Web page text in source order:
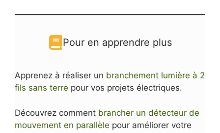
Pour en apprendre plus
Apprenez à réaliser un branchement lumière à 2
fils sans terre pour vos projets électriques.
Découvrez comment brancher un détecteur de
mouvement en parallèle pour améliorer votre